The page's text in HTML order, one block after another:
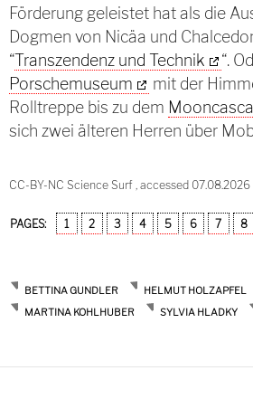
Förderung geleistet hat als die
Dogmen von Nicäa und
“Transzendenz und Technik
“.
Porschemuseum
mit der
Rolltreppe bis zu dem
sich zwei älteren Herren über
CC-BY-NC Science Surf , accessed 07.08.2026
PAGES: 1 2 3 4 5 6 7 8
BETTINA GUNDLER HELMUT HOLZAPFEL
MARTINA KOHLHUBER
SYLVIA HLADKY